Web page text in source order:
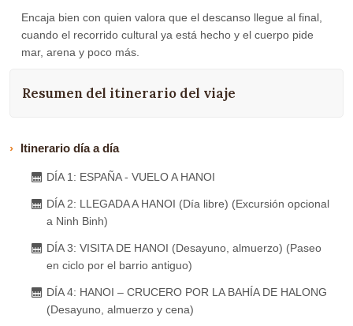
Encaja bien con quien valora que el descanso llegue al final,
cuando el recorrido cultural ya está hecho y el cuerpo pide
mar, arena y poco más.
Resumen del itinerario del viaje
Itinerario día a día
DÍA 1: ESPAÑA - VUELO A HANOI
DÍA 2: LLEGADA A HANOI (Día libre) (Excursión opcional
a Ninh Binh)
DÍA 3: VISITA DE HANOI (Desayuno, almuerzo) (Paseo
en ciclo por el barrio antiguo)
DÍA 4: HANOI – CRUCERO POR LA BAHÍA DE HALONG
(Desayuno, almuerzo y cena)